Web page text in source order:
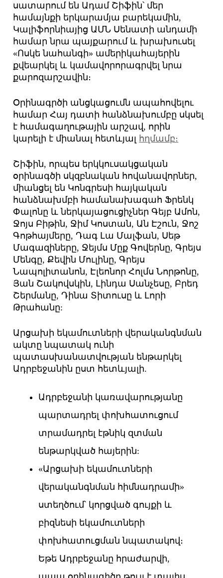
սատարում են Ադամ Շիֆին՝ մեր
համայնքի երկարամյա բարեկամին,
Կալիֆորնիայից ԱՄՆ Սենատի անդամի
համար նրա պայքարում և խրախուսել
«Ոսկե նահանգի» ամերիկահայերին
քվեարկել և կամավորորագրվել նրա
քարոզարշավին։
Օրինագրծի անցկացումն ապահովելու
համար Հայ դատի հանձնախումբը սկսել
է համագաղութային արշավ, որին
կարելի է միանալ հետևյալ հղմամբ։
Շիֆին, որպես երկկուսակցական
օրինագծի սկզբնական հովանավորներ,
միանցել են Կոնգրեսի հայկական
հանձնախմբի համանախագահ Ֆրենկ
Փալոնը և ներկայացուցիչներ Գեյբ Ամոն,
Ջոյս Բիթին, Ջիմ Կոստան, Ան Էշուն, Ջոշ
Գոթհայմերը, Դագ Լա Մալֆան, Սեթ
Մագազիները, Ջեյմս Մըք Գովերնը, Գրեյս
Մենգը, Քեվին Մուլինը, Գրեյս
Նապոլիտանոն, Էլեոնոր Հոլմս Նորթոնը,
Յան Շակովսկին, Լինդա Սանչեսը, Բրեդ
Շերմանը, Դինա Տիտուսը և Լորի
Թրահանը:
Արցախի եկամուտների վերականգնման
ակտը նպատակ ունի
պատասխանատվության ենթարկել
Ադրբեջանին ըստ հետևյալի.
Ադրբեջանի կառավարությանը
պարտադրել փոխհատուցում
տրամադրել էթնիկ զտման
ենթարկված հայերին:
«Արցախի եկամուտների
վերականգնման հիմնադրամի»
ստեղծում՝ կորցված գույքի և
բիզնեսի եկամուտների
փոխհատուցման նպատակով։
Եթե ​​Ադրբեջանը հրաժարվի,